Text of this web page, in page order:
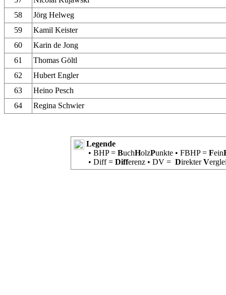
58
Jörg Helweg
59
Kamil Keister
60
Karin de Jong
61
Thomas Göltl
62
Hubert Engler
63
Heino Pesch
64
Regina Schwier
Legende
• BHP = BuchHolzPunkte • FBHP = Fein
• Diff = Differenz • DV = DirekterV